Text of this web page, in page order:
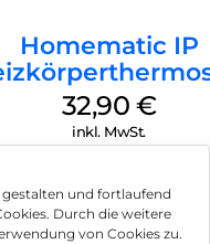
und fortlaufend
Durch die weitere
von Cookies zu.
Homematic IP
Basic Weiß
32,90 €
inkl. MwSt.